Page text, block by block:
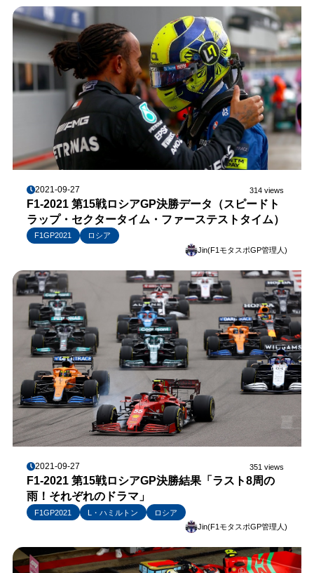
2021-09-27 314 views
F1-2021 第15戦ロシアGP決勝データ（スピードト
ラップ・セクタータイム・ファーステストタイム）
F1GP2021
ロシア
Jin(F1モタスポGP管理人)
2021-09-27 351 views
F1-2021 第15戦ロシアGP決勝結果「ラスト8周の
雨！それぞれのドラマ」
F1GP2021 L・ハミルトン
ロシア
Jin(F1モタスポGP管理人)